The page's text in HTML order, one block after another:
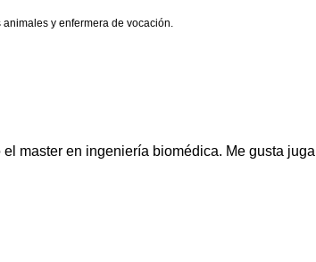
y enfermera de vocación.
master en ingeniería biomédica. Me gusta